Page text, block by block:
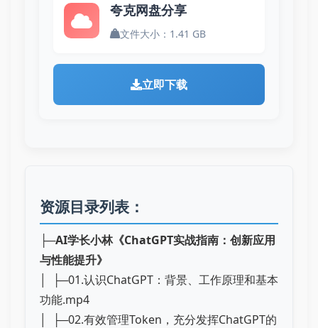
夸克网盘分享
文件大小：1.41 GB
立即下载
资源目录列表：
├─AI学长小林《ChatGPT实战指南：创新应用
与性能提升》
│ ├─01.认识ChatGPT：背景、工作原理和基本
功能.mp4
│ ├─02.有效管理Token，充分发挥ChatGPT的